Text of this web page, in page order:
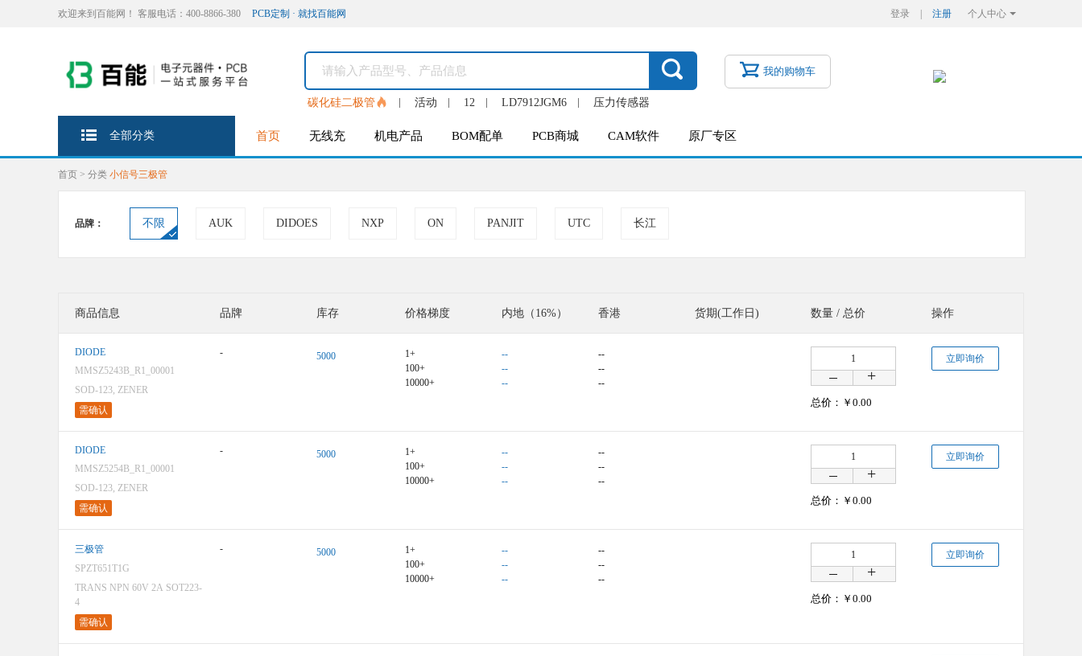
欢迎来到百能网！ 客服电话：400-8866-380 PCB定制 · 就找百能网 个人中心
登录 注册
碳化硅二极管 活动 12 LD7912JGM6 压力传感器
我的购物车
全部分类 首页 无线充 机电产品 BOM配单 PCB商城 CAM软件 原厂专区
首页 > 分类 小信号三极管
品牌： 不限 AUK DIDOES NXP ON PANJIT UTC 长江
商品信息 品牌 库存 价格梯度 内地（16%） 香港 货期(工作日) 数量 / 总价 操作
DIODE
MMSZ5243B_R1_00001
SOD-123, ZENER
需确认
- 5000
1+
100+
10000+
--
--
--
--
--
--
总价：￥ 0.00
立即询价
DIODE
MMSZ5254B_R1_00001
SOD-123, ZENER
需确认
- 5000
1+
100+
10000+
--
--
--
--
--
--
总价：￥ 0.00
立即询价
三极管
SPZT651T1G
TRANS NPN 60V 2A SOT223-
4
需确认
- 5000
1+
100+
10000+
--
--
--
--
--
--
总价：￥ 0.00
立即询价